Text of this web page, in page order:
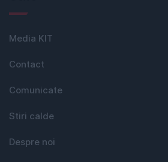
Media KIT
Contact
Comunicate
Stiri calde
Despre noi